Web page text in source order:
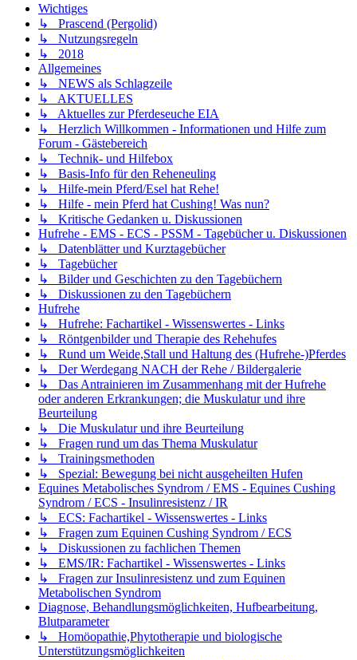
Wichtiges
↳ Prascend (Pergolid)
↳ Nutzungsregeln
↳ 2018
Allgemeines
↳ NEWS als Schlagzeile
↳ AKTUELLES
↳ Aktuelles zur Pferdeseuche EIA
↳ Herzlich Willkommen - Informationen und Hilfe zum
Forum - Gästebereich
↳ Technik- und Hilfebox
↳ Basis-Info für den Reheneuling
↳ Hilfe-mein Pferd/Esel hat Rehe!
↳ Hilfe - mein Pferd hat Cushing! Was nun?
↳ Kritische Gedanken u. Diskussionen
Hufrehe - EMS - ECS - PSSM - Tagebücher u. Diskussionen
↳ Datenblätter und Kurztagebücher
↳ Tagebücher
↳ Bilder und Geschichten zu den Tagebüchern
↳ Diskussionen zu den Tagebüchern
Hufrehe
↳ Hufrehe: Fachartikel - Wissenswertes - Links
↳ Röntgenbilder und Therapie des Rehehufes
↳ Rund um Weide,Stall und Haltung des (Hufrehe-)Pferdes
↳ Der Werdegang NACH der Rehe / Bildergalerie
↳ Das Antrainieren im Zusammenhang mit der Hufrehe
oder anderen Erkrankungen; die Muskulatur und ihre
Beurteilung
↳ Die Muskulatur und ihre Beurteilung
↳ Fragen rund um das Thema Muskulatur
↳ Trainingsmethoden
↳ Spezial: Bewegung bei nicht ausgeheilten Hufen
Equines Metabolisches Syndrom / EMS - Equines Cushing
Syndrom / ECS - Insulinresistenz / IR
↳ ECS: Fachartikel - Wissenswertes - Links
↳ Fragen zum Equinen Cushing Syndrom / ECS
↳ Diskussionen zu fachlichen Themen
↳ EMS/IR: Fachartikel - Wissenswertes - Links
↳ Fragen zur Insulinresistenz und zum Equinen
Metabolischen Syndrom
Diagnose, Behandlungsmöglichkeiten, Hufbearbeitung,
Blutparameter
↳ Homöopathie,Phytotherapie und biologische
Unterstützungsmöglichkeiten